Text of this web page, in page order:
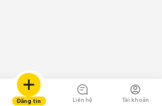
Đăng tin Liên hệ Tài khoản